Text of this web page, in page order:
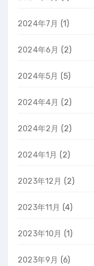
2024年7月 (1)
2024年6月 (2)
2024年5月 (5)
2024年4月 (2)
2024年2月 (2)
2024年1月 (2)
2023年12月 (2)
2023年11月 (4)
2023年10月 (1)
2023年9月 (6)